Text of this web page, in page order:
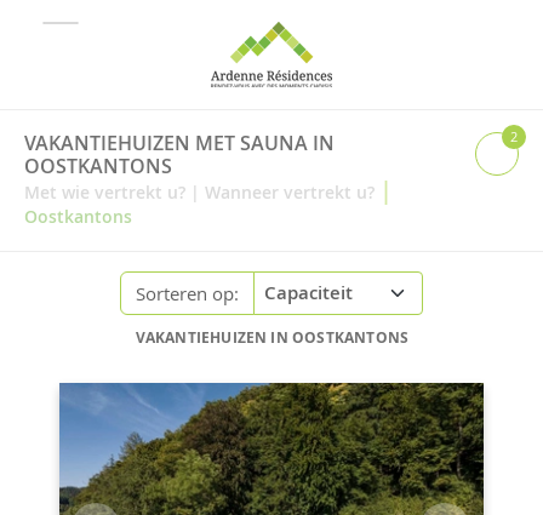
VAKANTIEHUIZEN MET SAUNA IN
OOSTKANTONS
Met wie vertrekt u? | Wanneer vertrekt u? |
Oostkantons
2
Sorteren op:
VAKANTIEHUIZEN IN OOSTKANTONS